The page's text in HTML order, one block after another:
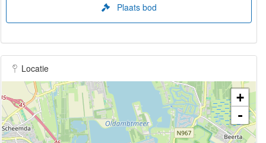
Plaats bod
Locatie
+
-